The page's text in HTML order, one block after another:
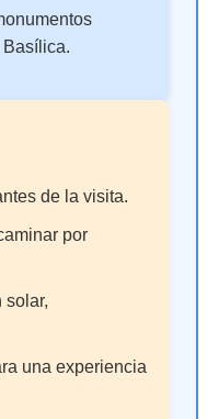
de la visita.
por
solar,
una experiencia